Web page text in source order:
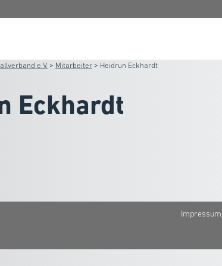
e.V. > Mitarbeiter > Heidrun Eckhardt
Eckhardt
Impressum